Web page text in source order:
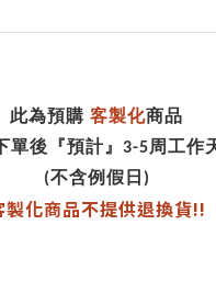
此為預購 客製化商品
單後『預計』3-5周工作
(不含例假日)
製化商品不提供退換貨!!